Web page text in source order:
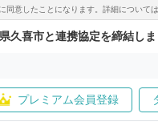
意したことになります。詳細について
久喜市と連携協定を締結しま
プレミアム会員登録